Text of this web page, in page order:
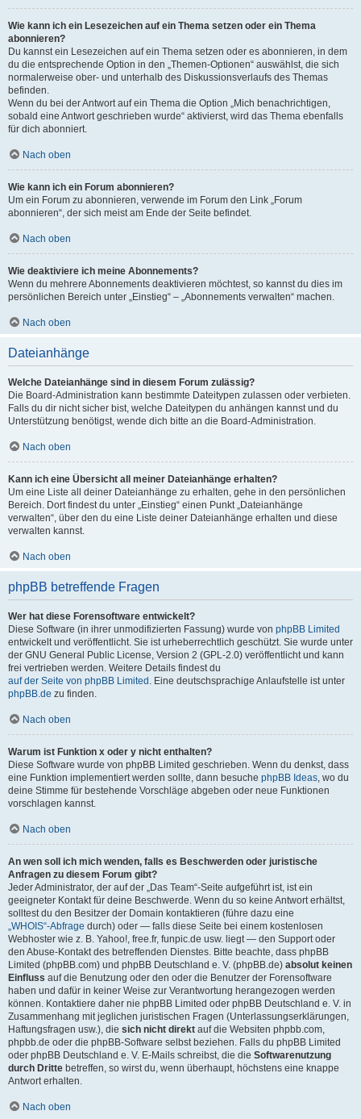
Wie kann ich ein Lesezeichen auf ein Thema setzen oder ein Thema
abonnieren?
Du kannst ein Lesezeichen auf ein Thema setzen oder es abonnieren, in dem
du die entsprechende Option in den „Themen-Optionen“ auswählst, die sich
normalerweise ober- und unterhalb des Diskussionsverlaufs des Themas
befinden.
Wenn du bei der Antwort auf ein Thema die Option „Mich benachrichtigen,
sobald eine Antwort geschrieben wurde“ aktivierst, wird das Thema ebenfalls
für dich abonniert.
Nach oben
Wie kann ich ein Forum abonnieren?
Um ein Forum zu abonnieren, verwende im Forum den Link „Forum
abonnieren“, der sich meist am Ende der Seite befindet.
Nach oben
Wie deaktiviere ich meine Abonnements?
Wenn du mehrere Abonnements deaktivieren möchtest, so kannst du dies im
persönlichen Bereich unter „Einstieg“ – „Abonnements verwalten“ machen.
Nach oben
Dateianhänge
Welche Dateianhänge sind in diesem Forum zulässig?
Die Board-Administration kann bestimmte Dateitypen zulassen oder verbieten.
Falls du dir nicht sicher bist, welche Dateitypen du anhängen kannst und du
Unterstützung benötigst, wende dich bitte an die Board-Administration.
Nach oben
Kann ich eine Übersicht all meiner Dateianhänge erhalten?
Um eine Liste all deiner Dateianhänge zu erhalten, gehe in den persönlichen
Bereich. Dort findest du unter „Einstieg“ einen Punkt „Dateianhänge
verwalten“, über den du eine Liste deiner Dateianhänge erhalten und diese
verwalten kannst.
Nach oben
phpBB betreffende Fragen
Wer hat diese Forensoftware entwickelt?
Diese Software (in ihrer unmodifizierten Fassung) wurde von phpBB Limited
entwickelt und veröffentlicht. Sie ist urheberrechtlich geschützt. Sie wurde unter
der GNU General Public License, Version 2 (GPL-2.0) veröffentlicht und kann
frei vertrieben werden. Weitere Details findest du
auf der Seite von phpBB Limited . Eine deutschsprachige Anlaufstelle ist unter
phpBB.de zu finden.
Nach oben
Warum ist Funktion x oder y nicht enthalten?
Diese Software wurde von phpBB Limited geschrieben. Wenn du denkst, dass
eine Funktion implementiert werden sollte, dann besuche phpBB Ideas, wo du
deine Stimme für bestehende Vorschläge abgeben oder neue Funktionen
vorschlagen kannst.
Nach oben
An wen soll ich mich wenden, falls es Beschwerden oder juristische
Anfragen zu diesem Forum gibt?
Jeder Administrator, der auf der „Das Team“-Seite aufgeführt ist, ist ein
geeigneter Kontakt für deine Beschwerde. Wenn du so keine Antwort erhältst,
solltest du den Besitzer der Domain kontaktieren (führe dazu eine
„WHOIS“-Abfrage durch) oder — falls diese Seite bei einem kostenlosen
Webhoster wie z. B. Yahoo!, free.fr, funpic.de usw. liegt — den Support oder
den Abuse-Kontakt des betreffenden Dienstes. Bitte beachte, dass phpBB
Limited (phpBB.com) und phpBB Deutschland e. V. (phpBB.de) absolut keinen
Einfluss auf die Benutzung oder den oder die Benutzer der Forensoftware
haben und dafür in keiner Weise zur Verantwortung herangezogen werden
können. Kontaktiere daher nie phpBB Limited oder phpBB Deutschland e. V. in
Zusammenhang mit jeglichen juristischen Fragen (Unterlassungserklärungen,
Haftungsfragen usw.), die sich nicht direkt auf die Websiten phpbb.com,
phpbb.de oder die phpBB-Software selbst beziehen. Falls du phpBB Limited
oder phpBB Deutschland e. V. E-Mails schreibst, die die Softwarenutzung
durch Dritte betreffen, so wirst du, wenn überhaupt, höchstens eine knappe
Antwort erhalten.
Nach oben